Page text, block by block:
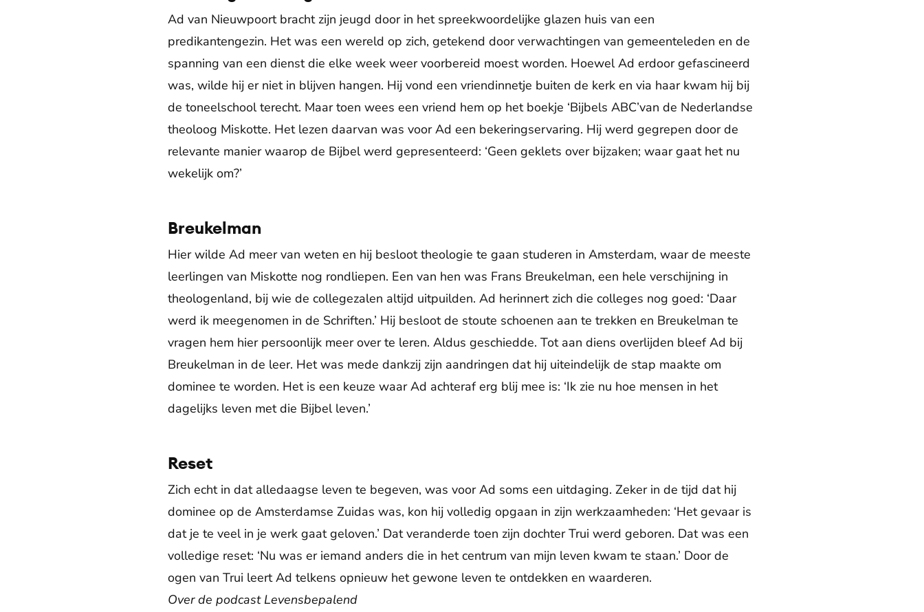
Ad van Nieuwpoort bracht zijn jeugd door in het spreekwoordelijke glazen huis van een
predikantengezin. Het was een wereld op zich, getekend door verwachtingen van gemeenteleden en de
spanning van een dienst die elke week weer voorbereid moest worden. Hoewel Ad erdoor gefascineerd
was, wilde hij er niet in blijven hangen. Hij vond een vriendinnetje buiten de kerk en via haar kwam hij bij
de toneelschool terecht. Maar toen wees een vriend hem op het boekje ‘Bijbels ABC’van de Nederlandse
theoloog Miskotte. Het lezen daarvan was voor Ad een bekeringservaring. Hij werd gegrepen door de
relevante manier waarop de Bijbel werd gepresenteerd: ‘Geen geklets over bijzaken; waar gaat het nu
wekelijk om?’
Breukelman
Hier wilde Ad meer van weten en hij besloot theologie te gaan studeren in Amsterdam, waar de meeste
leerlingen van Miskotte nog rondliepen. Een van hen was Frans Breukelman, een hele verschijning in
theologenland, bij wie de collegezalen altijd uitpuilden. Ad herinnert zich die colleges nog goed: ‘Daar
werd ik meegenomen in de Schriften.’ Hij besloot de stoute schoenen aan te trekken en Breukelman te
vragen hem hier persoonlijk meer over te leren. Aldus geschiedde. Tot aan diens overlijden bleef Ad bij
Breukelman in de leer. Het was mede dankzij zijn aandringen dat hij uiteindelijk de stap maakte om
dominee te worden. Het is een keuze waar Ad achteraf erg blij mee is: ‘Ik zie nu hoe mensen in het
dagelijks leven met die Bijbel leven.’
Reset
Zich echt in dat alledaagse leven te begeven, was voor Ad soms een uitdaging. Zeker in de tijd dat hij
dominee op de Amsterdamse Zuidas was, kon hij volledig opgaan in zijn werkzaamheden: ‘Het gevaar is
dat je te veel in je werk gaat geloven.’ Dat veranderde toen zijn dochter Trui werd geboren. Dat was een
volledige reset: ‘Nu was er iemand anders die in het centrum van mijn leven kwam te staan.’ Door de
ogen van Trui leert Ad telkens opnieuw het gewone leven te ontdekken en waarderen.
Over de podcast Levensbepalend